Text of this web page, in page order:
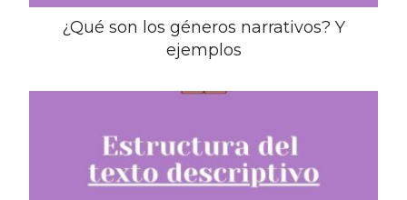
¿Qué son los géneros narrativos? Y
ejemplos